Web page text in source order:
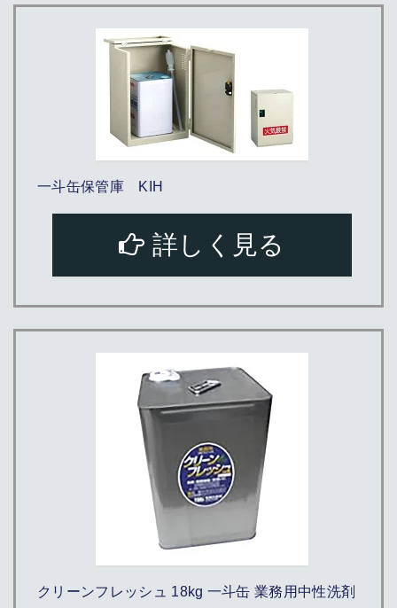
一斗缶保管庫 KIH
詳しく見る
クリーンフレッシュ 18kg 一斗缶 業務用中性洗剤